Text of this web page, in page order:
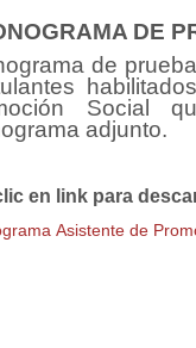
DE
de
Social
adjunto.
en link para
Asistente de